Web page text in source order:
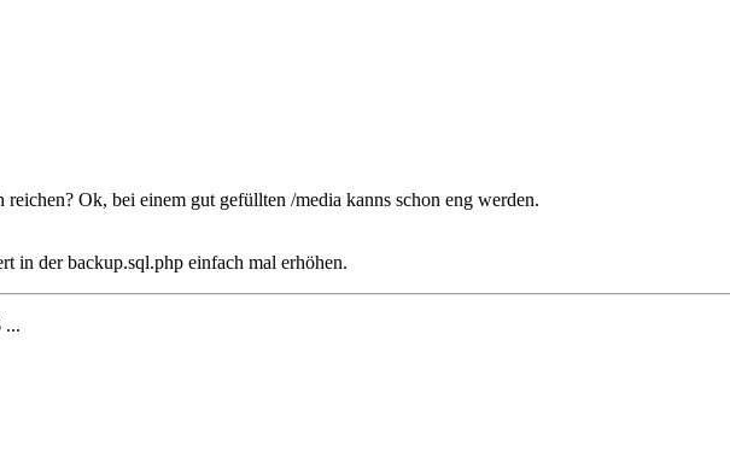
Ok, bei einem gut gefüllten /media kanns schon eng werden.
in der backup.sql.php einfach mal erhöhen.
...